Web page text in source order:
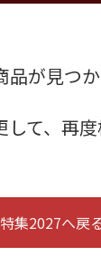
が見つか
して、再度
集2027へ戻